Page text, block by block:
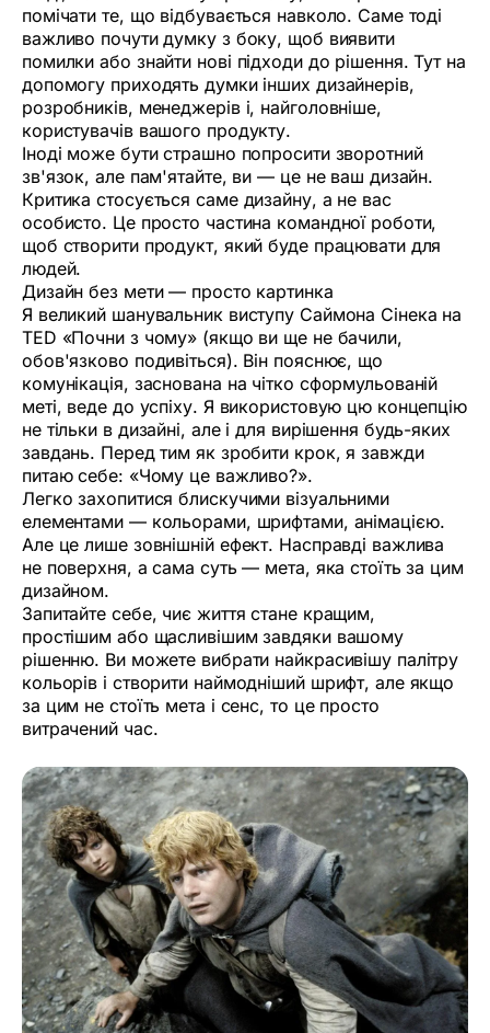
помічати те, що відбувається навколо. Саме тоді
важливо почути думку з боку, щоб виявити
помилки або знайти нові підходи до рішення. Тут на
допомогу приходять думки інших дизайнерів,
розробників, менеджерів і, найголовніше,
користувачів вашого продукту.
Іноді може бути страшно попросити зворотний
зв'язок, але пам'ятайте, ви — це не ваш дизайн.
Критика стосується саме дизайну, а не вас
особисто. Це просто частина командної роботи,
щоб створити продукт, який буде працювати для
людей.
Дизайн без мети — просто картинка
Я великий шанувальник виступу Саймона Сінека на
TED «Почни з чому» (якщо ви ще не бачили,
обов'язково подивіться). Він пояснює, що
комунікація, заснована на чітко сформульованій
меті, веде до успіху. Я використовую цю концепцію
не тільки в дизайні, але і для вирішення будь-яких
завдань. Перед тим як зробити крок, я завжди
питаю себе: «Чому це важливо?».
Легко захопитися блискучими візуальними
елементами — кольорами, шрифтами, анімацією.
Але це лише зовнішній ефект. Насправді важлива
не поверхня, а сама суть — мета, яка стоїть за цим
дизайном.
Запитайте себе, чиє життя стане кращим,
простішим або щасливішим завдяки вашому
рішенню. Ви можете вибрати найкрасивішу палітру
кольорів і створити наймодніший шрифт, але якщо
за цим не стоїть мета і сенс, то це просто
витрачений час.